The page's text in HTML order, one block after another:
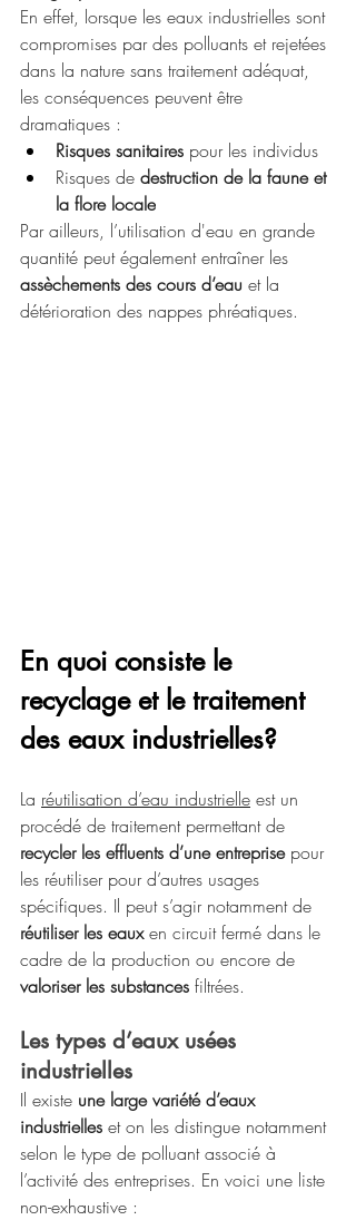
En effet, lorsque les eaux industrielles sont
compromises par des polluants et rejetées
dans la nature sans traitement adéquat,
les conséquences peuvent être
dramatiques :
Risques sanitaires pour les individus
Risques de destruction de la faune et
la flore locale
Par ailleurs, l’utilisation d'eau en grande
quantité peut également entraîner les
assèchements des cours d’eau et la
détérioration des nappes phréatiques.
En quoi consiste le
recyclage et le traitement
des eaux industrielles?
La réutilisation d’eau industrielle est un
procédé de traitement permettant de
recycler les effluents d’une entreprise pour
les réutiliser pour d’autres usages
spécifiques. Il peut s’agir notamment de
réutiliser les eaux en circuit fermé dans le
cadre de la production ou encore de
valoriser les substances filtrées.
Les types d’eaux usées
industrielles
Il existe une large variété d’eaux
industrielles et on les distingue notamment
selon le type de polluant associé à
l’activité des entreprises. En voici une liste
non-exhaustive :